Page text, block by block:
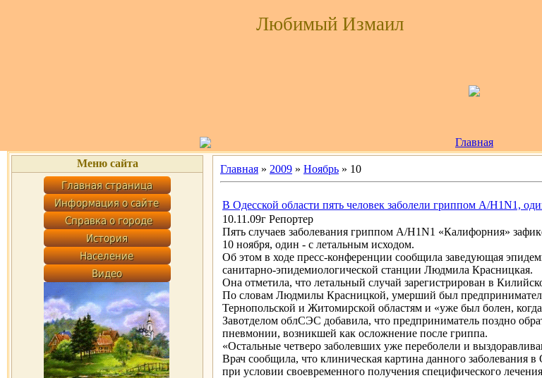
Любимый Измаил
Главная
Меню сайта
Главная » 2009 » Ноябрь » 10
В Одесской области пять человек заболели гриппом А/H1N1,
10.11.09г Репортер
Пять случаев заболевания гриппом А/H1N1 «Калифорния»
10 ноября, один - с летальным исходом.
Об этом в ходе пресс-конференции сообщила заведующая
санитарно-эпидемиологической станции Людмила Красницкая.
Она отметила, что летальный случай зарегистрирован в
По словам Людмилы Красницкой, умерший был
Тернопольской и Житомирской областям и «уже был болен, когда
Завотделом облСЭС добавила, что предприниматель поздно
пневмонии, возникшей как осложнение после гриппа.
«Остальные четверо заболевших уже переболели и
Врач сообщила, что клиническая картина данного заболевания
при условии своевременного получения специфического